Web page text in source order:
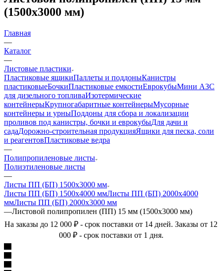
(1500х3000 мм)
Главная
—
Каталог
—
Листовые пластики
Пластиковые ящикиПаллеты и поддоныКанистры
пластиковыеБочкиПластиковые емкостиЕврокубыМини АЗС
для дизельного топливаИзотермические
контейнерыКрупногабаритные контейнерыМусорные
контейнеры и урныПоддоны для сбора и локализации
проливов под канистры, бочки и еврокубыДля дачи и
садаДорожно-строительная продукцияЯщики для песка, соли
и реагентовПластиковые ведра
—
Полипропиленовые листы
Полиэтиленовые листы
—
Листы ПП (БП) 1500х3000 мм
Листы ПП (БП) 1500х4000 ммЛисты ПП (БП) 2000х4000
ммЛисты ПП (БП) 2000х3000 мм
—Листовой полипропилен (ПП) 15 мм (1500х3000 мм)
На заказы до 12 000 ₽ - срок поставки от 14 дней. Заказы от 12
000 ₽ - срок поставки от 1 дня.